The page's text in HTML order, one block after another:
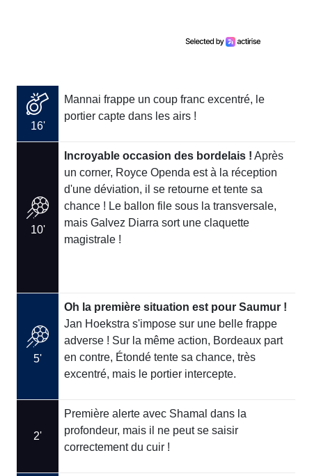
16'
Mannai frappe un coup franc excentré, le
portier capte dans les airs !
10'
Incroyable occasion des bordelais ! Après
un corner, Royce Openda est à la réception
d'une déviation, il se retourne et tente sa
chance ! Le ballon file sous la transversale,
mais Galvez Diarra sort une claquette
magistrale !
5'
Oh la première situation est pour Saumur !
Jan Hoekstra s'impose sur une belle frappe
adverse ! Sur la même action, Bordeaux part
en contre, Étondé tente sa chance, très
excentré, mais le portier intercepte.
2'
Première alerte avec Shamal dans la
profondeur, mais il ne peut se saisir
correctement du cuir !